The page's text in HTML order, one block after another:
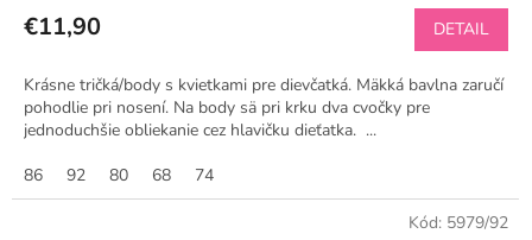
€11,90 DETAIL
Krásne tričká/body s kvietkami pre dievčatká. Mäkká bavlna zaručí
pohodlie pri nosení. Na body sä pri krku dva cvočky pre
jednoduchšie obliekanie cez hlavičku dieťatka. ...
86
92 80 68 74
Kód: 5979/92